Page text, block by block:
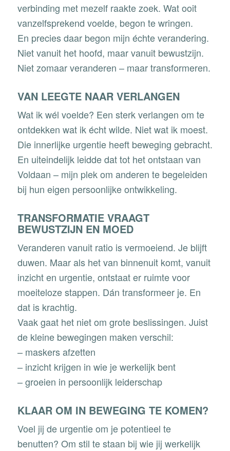
verbinding met mezelf raakte zoek. Wat ooit
vanzelfsprekend voelde, begon te wringen.
En precies daar begon mijn échte verandering.
Niet vanuit het hoofd, maar vanuit bewustzijn.
Niet zomaar veranderen – maar transformeren.
VAN LEEGTE NAAR VERLANGEN
Wat ik wél voelde? Een sterk verlangen om te
ontdekken wat ik écht wilde. Niet wat ik moest.
Die innerlijke urgentie heeft beweging gebracht.
En uiteindelijk leidde dat tot het ontstaan van
Voldaan – mijn plek om anderen te begeleiden
bij hun eigen persoonlijke ontwikkeling.
TRANSFORMATIE VRAAGT
BEWUSTZIJN EN MOED
Veranderen vanuit ratio is vermoeiend. Je blijft
duwen. Maar als het van binnenuit komt, vanuit
inzicht en urgentie, ontstaat er ruimte voor
moeiteloze stappen. Dán transformeer je. En
dat is krachtig.
Vaak gaat het niet om grote beslissingen. Juist
de kleine bewegingen maken verschil:
– maskers afzetten
– inzicht krijgen in wie je werkelijk bent
– groeien in persoonlijk leiderschap
KLAAR OM IN BEWEGING TE KOMEN?
Voel jij de urgentie om je potentieel te
benutten? Om stil te staan bij wie jij werkelijk